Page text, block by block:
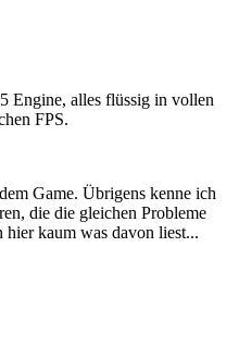
Engine, alles flüssig in vollen
FPS.
Game. Übrigens kenne ich
die die gleichen Probleme
hier kaum was davon liest...